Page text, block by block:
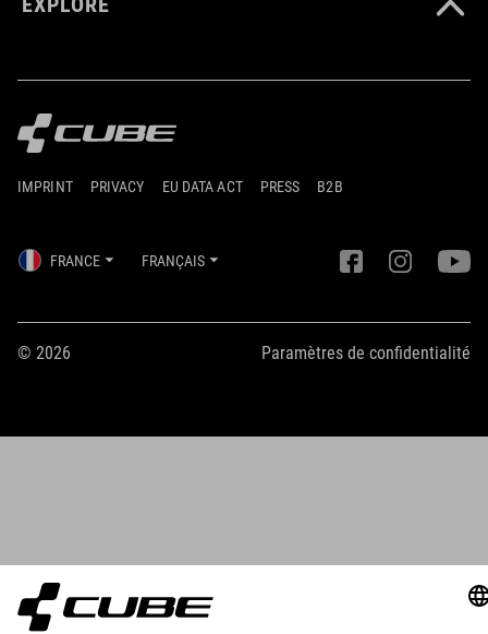
IMPRINT PRIVACY EU DATA ACT PRESS B2B
FRANCE FRANÇAIS
© 2026 Paramètres de confidentialité